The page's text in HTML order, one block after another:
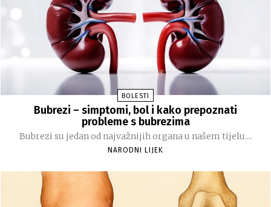
BOLESTI
Bubrezi – simptomi, bol i kako prepoznati
probleme s bubrezima
Bubrezi su jedan od najvažnijih organa u našem tijelu....
NARODNI LIJEK